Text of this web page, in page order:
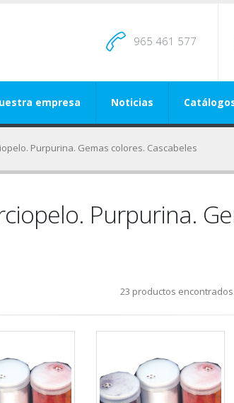
965 461 577
empresa Noticias
Purpurina. Gemas colores. Cascabeles
Purpurina.
23 productos